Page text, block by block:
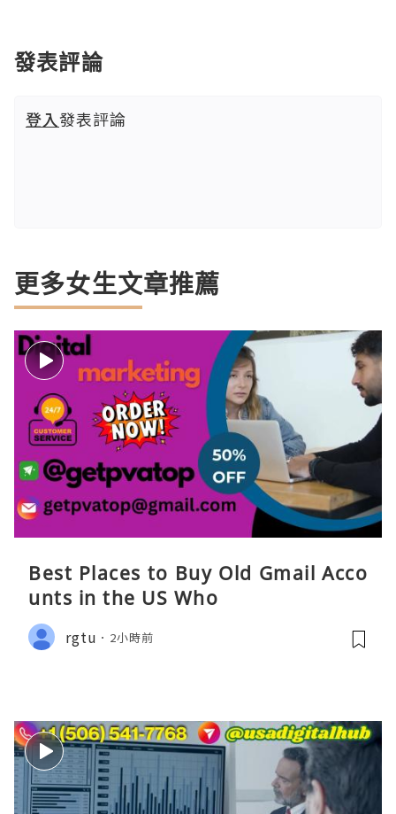
發表評論
登入發表評論
更多女生文章推薦
Best Places to Buy Old Gmail Acco
unts in the US Who
rgtu 2小時前